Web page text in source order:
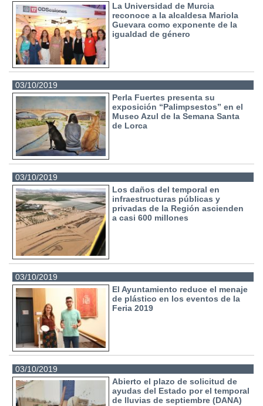
La Universidad de Murcia
reconoce a la alcaldesa Mariola
Guevara como exponente de la
igualdad de género
03/10/2019
Perla Fuertes presenta su
exposición “Palimpsestos” en el
Museo Azul de la Semana Santa
de Lorca
03/10/2019
Los daños del temporal en
infraestructuras públicas y
privadas de la Región ascienden
a casi 600 millones
03/10/2019
El Ayuntamiento reduce el menaje
de plástico en los eventos de la
Feria 2019
03/10/2019
Abierto el plazo de solicitud de
ayudas del Estado por el temporal
de lluvias de septiembre (DANA)